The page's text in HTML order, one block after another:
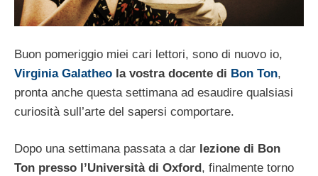
Buon pomeriggio miei cari lettori, sono di nuovo io,
Virginia Galatheo la vostra docente di Bon Ton,
pronta anche questa settimana ad esaudire qualsiasi
curiosità sull’arte del sapersi comportare.
Dopo una settimana passata a dar lezione di Bon
Ton presso l’Università di Oxford , finalmente torno